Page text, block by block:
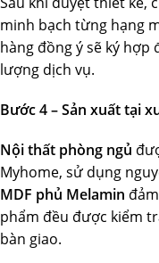
minh bạch từng hạng
hàng đồng ý sẽ ký hợp
lượng dịch vụ.
Bước 4 – Sản xuất tại
Nội thất phòng ngủ
Myhome, sử dụng
MDF phủ Melamin
phẩm đều được kiểm
bàn giao.